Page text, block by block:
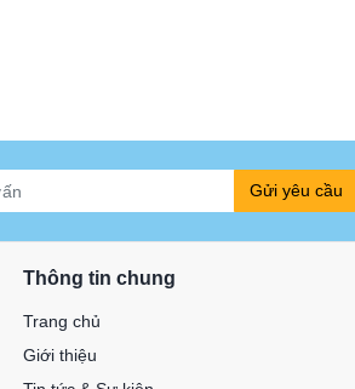
Gửi yêu cầu
Thông tin chung
Trang chủ
Giới thiệu